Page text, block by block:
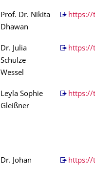
Prof. Dr. Nikita
Dhawan
https://
Dr. Julia
Schulze
Wessel
https://
Leyla Sophie
Gleißner
https://
Dr. Johan
https://